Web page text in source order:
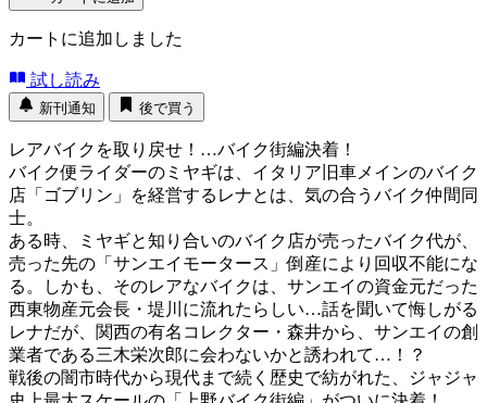
カートに追加しました
試し読み
新刊通知 後で買う
レアバイクを取り戻せ！…バイク街編決着！
バイク便ライダーのミヤギは、イタリア旧車メインのバイク
店「ゴブリン」を経営するレナとは、気の合うバイク仲間同
士。
ある時、ミヤギと知り合いのバイク店が売ったバイク代が、
売った先の「サンエイモータース」倒産により回収不能にな
る。しかも、そのレアなバイクは、サンエイの資金元だった
西東物産元会長・堤川に流れたらしい…話を聞いて悔しがる
レナだが、関西の有名コレクター・森井から、サンエイの創
業者である三木栄次郎に会わないかと誘われて…！？
戦後の闇市時代から現代まで続く歴史で紡がれた、ジャジャ